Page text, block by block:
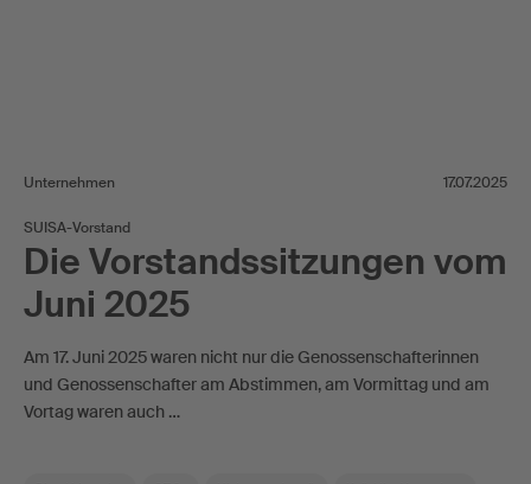
Unternehmen 17.07.2025
SUISA-Vorstand
Die Vorstandssitzungen vom
Juni 2025
Am 17. Juni 2025 waren nicht nur die Genossenschafterinnen
und Genossenschafter am Abstimmen, am Vormittag und am
Vortag waren auch …